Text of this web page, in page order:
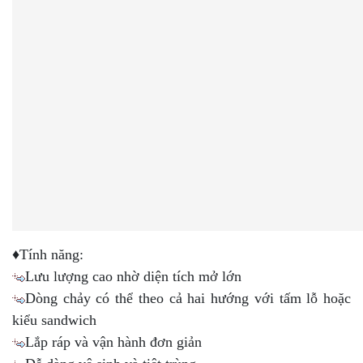
♦Tính năng:
Lưu lượng cao nhờ diện tích mở lớn
Dòng chảy có thể theo cả hai hướng với tấm lỗ hoặc
kiểu sandwich
Lắp ráp và vận hành đơn giản